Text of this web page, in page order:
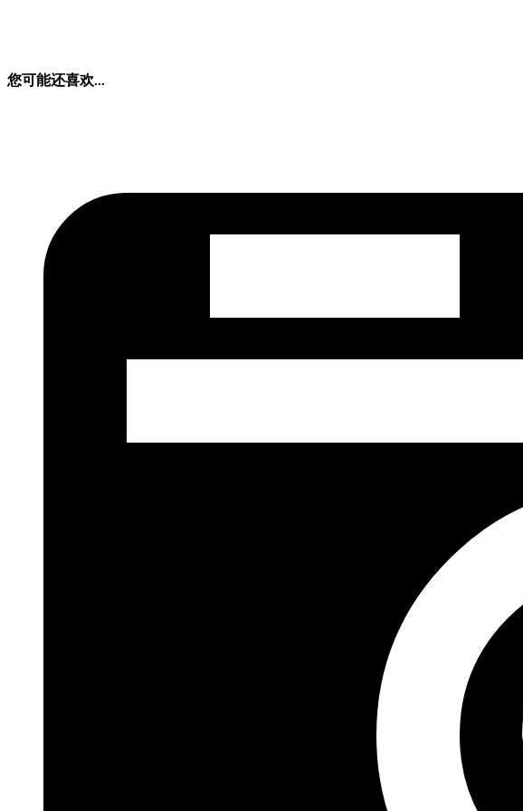
您可能还喜欢...